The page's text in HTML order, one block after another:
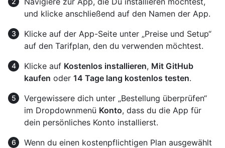
und klicke anschließend auf den Namen der App.
Klicke auf der App-Seite unter „Preise und Setup“
auf den Tarifplan, den du verwenden möchtest.
Klicke auf Kostenlos installieren, Mit GitHub
kaufen oder 14 Tage lang kostenlos testen.
Vergewissere dich unter „Bestellung überprüfen“
im Dropdownmenü Konto, dass du die App für
dein persönliches Konto installierst.
Wenn du einen kostenpflichtigen Plan ausgewählt